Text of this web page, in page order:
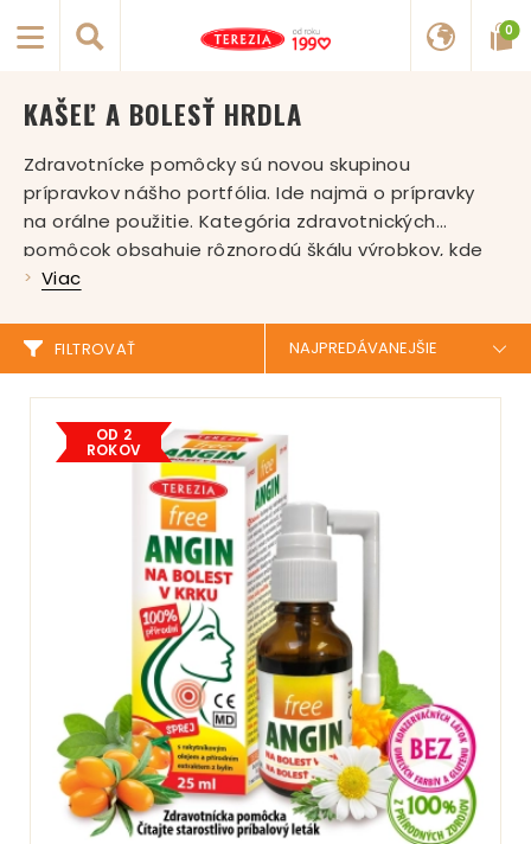
0
KAŠEĽ A BOLESŤ HRDLA
Zdravotnícke pomôcky sú novou skupinou
prípravkov nášho portfólia. Ide najmä o prípravky
na orálne použitie. Kategória zdravotnických
pomôcok obsahuje rôznorodú škálu výrobkov, kde
patria jednak prípravky na vnútorné aj vonkajšie
vyšetrovanie pacientov, na diagnostiku, či k terapii.
Zdravotnícke pomôcky na orálne použitie sú určené
hlavne k zmierneniu alebo k prevencii ochorení a
ďalších ťažkostí. Na rozdiel od výživových doplnkov
sú schvaľované a kontrolované kompetentnými
orgánmi, ktoré sa okrem iného zaoberajú aj
registráciou a posudzovaním liečivých prípravkov.
Viac
FILTROVAŤ
OD 2
ROKOV